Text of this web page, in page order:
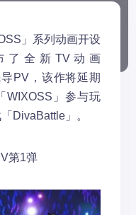
」系列动画开设
了全新TV动画
导PV，该作将延期
WIXOSS」参与玩
DivaBattle」。
第1弹